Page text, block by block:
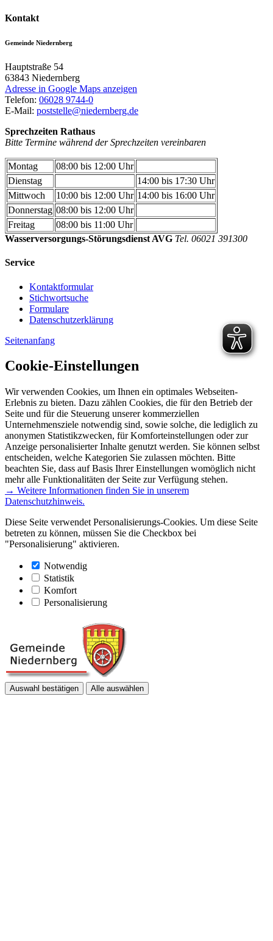
Kontakt
Gemeinde Niedernberg
Hauptstraße 54
63843 Niedernberg
Adresse in Google Maps anzeigen
Telefon: 06028 9744-0
E-Mail: poststelle@niedernberg.de
Sprechzeiten Rathaus
Bitte Termine während der Sprechzeiten vereinbaren
Montag
08:00 bis 12:00 Uhr
Dienstag
14:00 bis 17:30 Uhr
Mittwoch
10:00 bis 12:00 Uhr 14:00 bis 16:00 Uhr
Donnerstag 08:00 bis 12:00 Uhr
Freitag
08:00 bis 11:00 Uhr
Wasserversorgungs-Störungsdienst AVG Tel. 06021 391300
Service
Kontaktformular
Stichwortsuche
Formulare
Datenschutzerklärung
Seitenanfang
Cookie-Einstellungen
Wir verwenden Cookies, um Ihnen ein optimales Webseiten-
Erlebnis zu bieten. Dazu zählen Cookies, die für den Betrieb der
Seite und für die Steuerung unserer kommerziellen
Unternehmensziele notwendig sind, sowie solche, die lediglich zu
anonymen Statistikzwecken, für Komforteinstellungen oder zur
Anzeige personalisierter Inhalte genutzt werden. Sie können selbst
entscheiden, welche Kategorien Sie zulassen möchten. Bitte
beachten Sie, dass auf Basis Ihrer Einstellungen womöglich nicht
mehr alle Funktionalitäten der Seite zur Verfügung stehen.
→ Weitere Informationen finden Sie in unserem
Datenschutzhinweis.
Diese Seite verwendet Personalisierungs-Cookies. Um diese Seite
betreten zu können, müssen Sie die Checkbox bei
"Personalisierung" aktivieren.
Notwendig
Statistik
Komfort
Personalisierung
Auswahl bestätigen Alle auswählen